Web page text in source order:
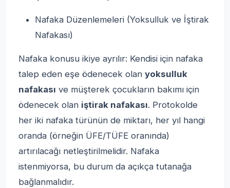
Nafaka Düzenlemeleri (Yoksulluk ve İştirak
Nafakası)
Nafaka konusu ikiye ayrılır: Kendisi için nafaka
talep eden eşe ödenecek olan yoksulluk
nafakası ve müşterek çocukların bakımı için
ödenecek olan iştirak nafakası. Protokolde
her iki nafaka türünün de miktarı, her yıl hangi
oranda (örneğin ÜFE/TÜFE oranında)
artırılacağı netleştirilmelidir. Nafaka
istenmiyorsa, bu durum da açıkça tutanağa
bağlanmalıdır.